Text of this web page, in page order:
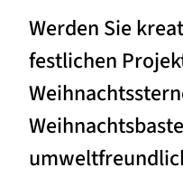
Werden Sie
festlichen